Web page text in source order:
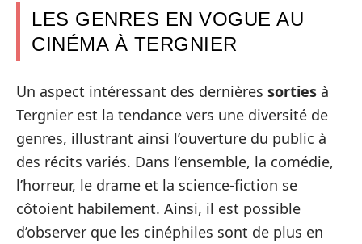
LES GENRES EN VOGUE AU
CINÉMA À TERGNIER
Un aspect intéressant des dernières sorties à
Tergnier est la tendance vers une diversité de
genres, illustrant ainsi l’ouverture du public à
des récits variés. Dans l’ensemble, la comédie,
l’horreur, le drame et la science-fiction se
côtoient habilement. Ainsi, il est possible
d’observer que les cinéphiles sont de plus en